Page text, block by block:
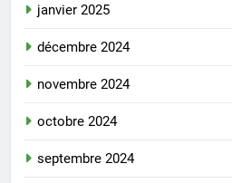
janvier 2025
décembre 2024
novembre 2024
octobre 2024
septembre 2024